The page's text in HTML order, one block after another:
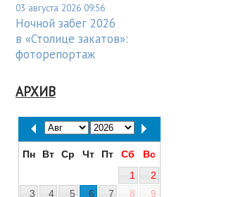
03 августа 2026 09:56
Ночной забег 2026
в «Столице закатов»:
фоторепортаж
АРХИВ
Пн Вт Ср Чт Пт Сб
Вс
1
2
3
4 5 6 7 8
9